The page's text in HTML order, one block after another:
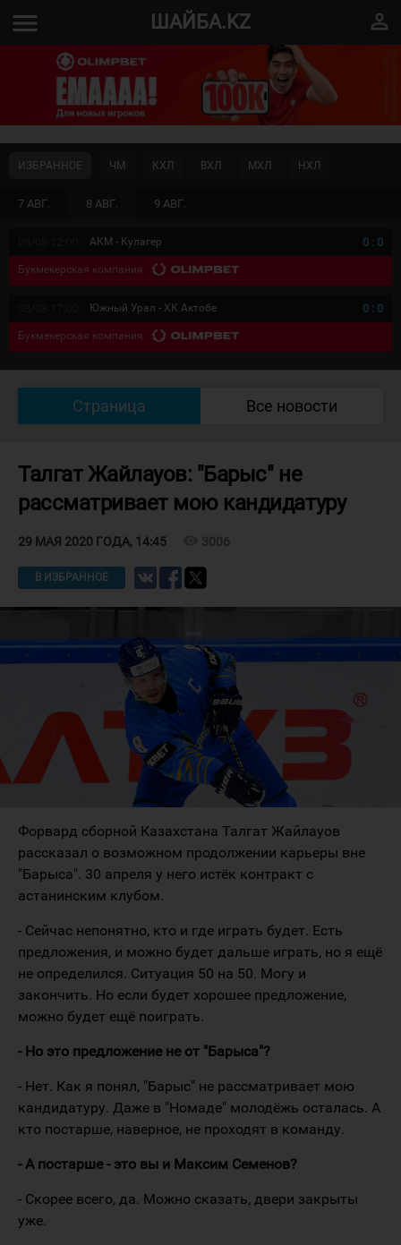
menu ШАЙБА.KZ perm_identity
7 АВГ. 8 АВГ. 9 АВГ.
ИЗБРАННОЕ ЧМ КХЛ ВХЛ МХЛ НХЛ
АКМ - Кулагер 0 : 0
Букмекерская компания
Южный Урал - ХК Актобе 0 : 0
Букмекерская компания
Страница Все новости
Талгат Жайлауов: "Барыс" не
рассматривает мою кандидатуру
29 МАЯ 2020 ГОДА, 14:45 3006
В ИЗБРАННОЕ
Форвард сборной Казахстана Талгат Жайлауов
рассказал о возможном продолжении карьеры вне
"Барыса". 30 апреля у него истёк контракт с
астанинским клубом.
- Сейчас непонятно, кто и где играть будет. Есть
предложения, и можно будет дальше играть, но я ещё
не определился. Ситуация 50 на 50. Могу и
закончить. Но если будет хорошее предложение,
можно будет ещё поиграть.
- Но это предложение не от "Барыса"?
- Нет. Как я понял, "Барыс" не рассматривает мою
кандидатуру. Даже в "Номаде" молодёжь осталась. А
кто постарше, наверное, не проходят в команду.
- А постарше - это вы и Максим Семенов?
- Скорее всего, да. Можно сказать, двери закрыты
уже.